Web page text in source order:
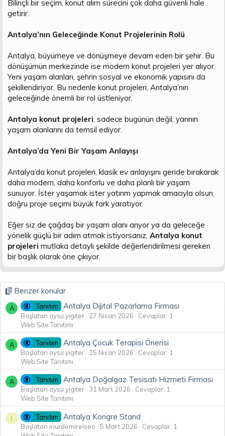
Bilinçli bir seçim, konut alım sürecini çok daha güvenli hale
getirir.
Antalya’nın Geleceğinde Konut Projelerinin Rolü
Antalya, büyümeye ve dönüşmeye devam eden bir şehir. Bu
dönüşümün merkezinde ise modern konut projeleri yer alıyor.
Yeni yaşam alanları, şehrin sosyal ve ekonomik yapısını da
şekillendiriyor. Bu nedenle konut projeleri, Antalya’nın
geleceğinde önemli bir rol üstleniyor.
Antalya konut projeleri , sadece bugünün değil, yarının
yaşam alanlarını da temsil ediyor.
Antalya’da Yeni Bir Yaşam Anlayışı
Antalya’da konut projeleri, klasik ev anlayışını geride bırakarak
daha modern, daha konforlu ve daha planlı bir yaşam
sunuyor. İster yaşamak ister yatırım yapmak amacıyla olsun,
doğru proje seçimi büyük fark yaratıyor.
Eğer siz de çağdaş bir yaşam alanı arıyor ya da geleceğe
yönelik güçlü bir adım atmak istiyorsanız, Antalya konut
projeleri mutlaka detaylı şekilde değerlendirilmesi gereken
bir başlık olarak öne çıkıyor.
Benzer konular
A Tanıtım Antalya Dijital Pazarlama Firması
Başlatan aysu.yigiter 27 Nisan 2026
Cevaplar: 1
Web Site Tanıtımı
A Tanıtım Antalya Çocuk Terapisi Önerisi
Başlatan aysu.yigiter 15 Nisan 2026
Cevaplar: 1
Web Site Tanıtımı
A Tanıtım Antalya Doğalgaz Tesisatı Hizmeti Firması
Başlatan aysu.yigiter 31 Mart 2026
Cevaplar: 1
Web Site Tanıtımı
I Tanıtım Antalya Kongre Stand
Başlatan inurdemirelseo 5 Mart 2026
Cevaplar: 1